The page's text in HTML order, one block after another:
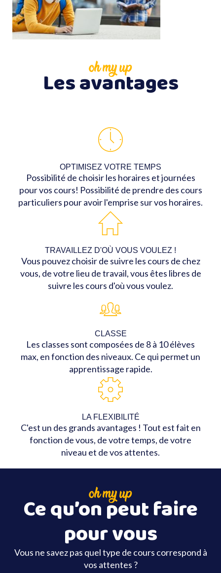
oh my up
Les avantages
OPTIMISEZ VOTRE TEMPS
Possibilité de choisir les horaires et journées
pour vos cours! Possibilité de prendre des cours
particuliers pour avoir l'emprise sur vos horaires.
TRAVAILLEZ D'OÙ VOUS VOULEZ !
Vous pouvez choisir de suivre les cours de chez
vous, de votre lieu de travail, vous êtes libres de
suivre les cours d'où vous voulez.
CLASSE
Les classes sont composées de 8 à 10 élèves
max, en fonction des niveaux. Ce qui permet un
apprentissage rapide.
LA FLEXIBILITÉ
C'est un des grands avantages ! Tout est fait en
fonction de vous, de votre temps, de votre
niveau et de vos attentes.
oh my up
Ce qu’on peut faire
pour vous
Vous ne savez pas quel type de cours correspond à
vos attentes ?